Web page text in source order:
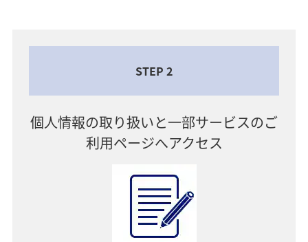
STEP 2
個人情報の取り扱いと一部サービスのご
利用ページへアクセス